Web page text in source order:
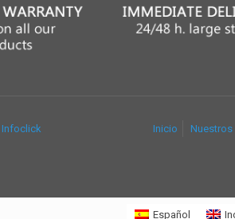
Infoclick Inicio
Español